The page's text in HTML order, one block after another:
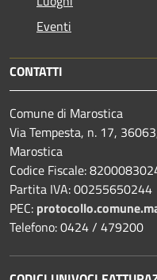
Eventi
CONTATTI
Comune di Marostica
Via Tempesta, n. 17,
Marostica
Codice Fiscale:
Partita IVA: 00255650244
PEC:
Telefono: 0424 / 479200